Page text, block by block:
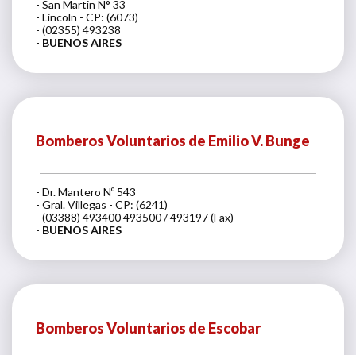
- San Martin N° 33
- Lincoln - CP: (6073)
- (02355) 493238
- BUENOS AIRES
Bomberos Voluntarios de Emilio V. Bunge
- Dr. Mantero Nº 543
- Gral. Villegas - CP: (6241)
- (03388) 493400 493500 / 493197 (Fax)
- BUENOS AIRES
Bomberos Voluntarios de Escobar